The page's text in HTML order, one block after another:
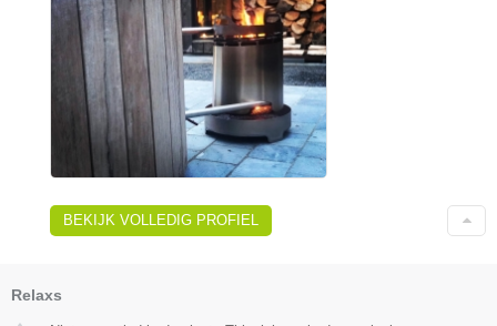
BEKIJK VOLLEDIG PROFIEL
Relaxs